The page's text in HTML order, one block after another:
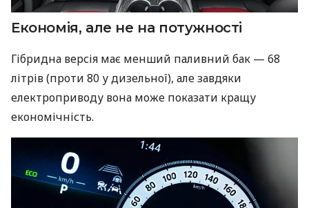
Економія, але не на потужності
Гібридна версія має менший паливний бак — 68
літрів (проти 80 у дизельної), але завдяки
електроприводу вона може показати кращу
економічність.